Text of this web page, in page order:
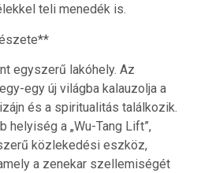
teli menedék is.
egyszerű lakóhely. Az
egy új világba kalauzolja a
és a spiritualitás találkozik.
a „Wu-Tang Lift”,
közlekedési eszköz,
a zenekar szellemiségét